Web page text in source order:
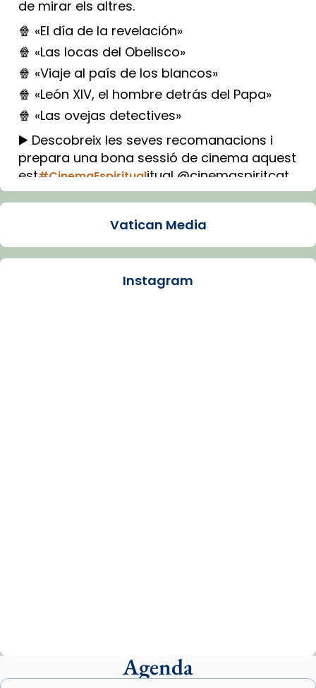
de mirar els altres.
🍿 «El día de la revelación»
🍿 «Las locas del Obelisco»
🍿 «Viaje al país de los blancos»
🍿 «León XIV, el hombre detrás del Papa»
🍿 «Las ovejas detectives»
▶️ Descobreix les seves recomanacions i
prepara una bona sessió de cinema aquest
est#CinemaEspiritualitual @cinemaspiritcat
Imatge: Generada amb IA (OpenAI)
Arquebisbat de Barcelona
presidit aquest 27 de juliol la missa de Les
Santes de Mataró.
Vatican Media
Instagram
Agenda